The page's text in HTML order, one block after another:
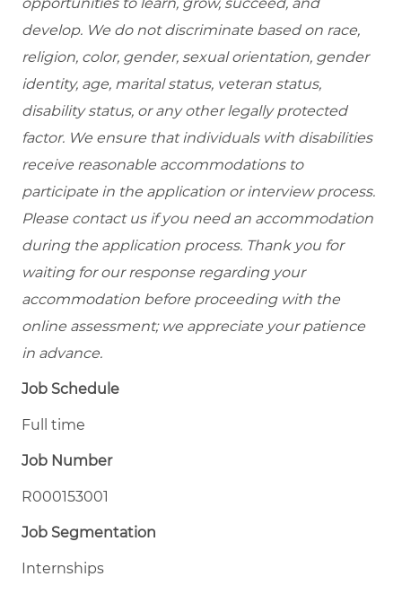
develop. We do not discriminate based on race,
religion, color, gender, sexual orientation, gender
identity, age, marital status, veteran status,
disability status, or any other legally protected
factor. We ensure that individuals with disabilities
receive reasonable accommodations to
participate in the application or interview process.
Please contact us if you need an accommodation
during the application process. Thank you for
waiting for our response regarding your
accommodation before proceeding with the
online assessment; we appreciate your patience
in advance.
Job Schedule
Full time
Job Number
R000153001
Job Segmentation
Internships